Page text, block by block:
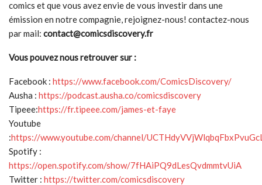
comics et que vous avez envie de vous investir dans une
émission en notre compagnie, rejoignez-nous! contactez-nous
par mail: contact@comicsdiscovery.fr
Vous pouvez nous retrouver sur :
Facebook : https://www.facebook.com/ComicsDiscovery/
Ausha : https://podcast.ausha.co/comicsdiscovery
Tipeee:https://fr.tipeee.com/james-et-faye
Youtube
:https://www.youtube.com/channel/
Spotify :
https://open.spotify.com/show/7fHAiPQ9dLesQvdmmtvUiA
Twitter : https://twitter.com/comicsdiscovery